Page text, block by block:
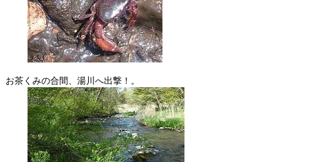
お茶くみの合間、湯川へ出撃！。